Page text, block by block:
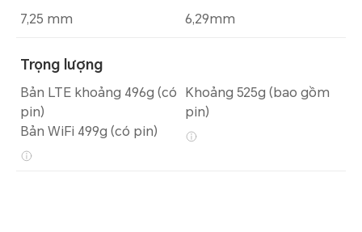
7,25 mm
Trọng lượng
Bản LTE khoảng 496g (có
pin)
Bản WiFi 499g (có pin)
6,29mm
Khoảng 525g (bao gồm
pin)